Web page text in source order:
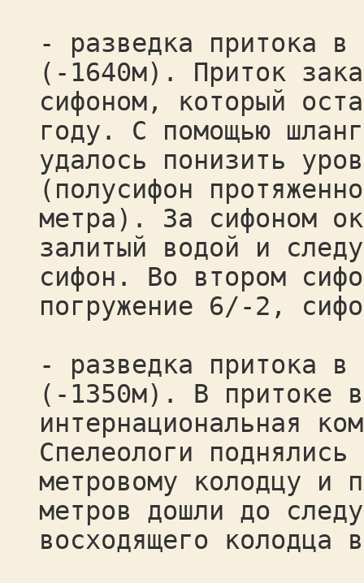
- разведка притока в
(-1640м). Приток
сифоном, который
году. С помощью
удалось понизить
(полусифон
метра). За сифоном
залитый водой и
сифон. Во втором
погружение 6/-2,
- разведка притока в
(-1350м). В притоке
интернациональная
Спелеологи
метровому колодцу и
метров дошли до
восходящего колодца